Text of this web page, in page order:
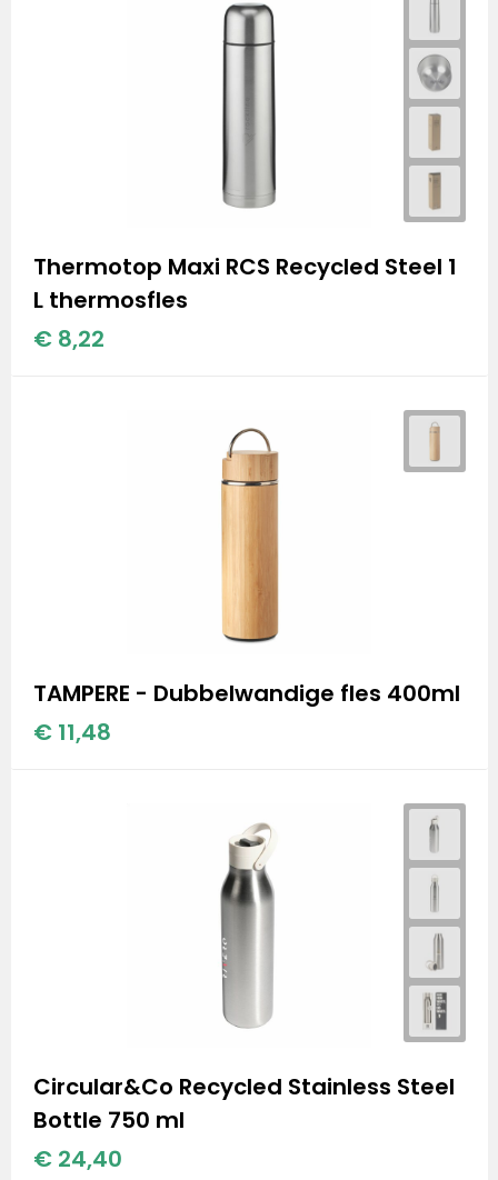
Thermotop Maxi RCS Recycled Steel 1
L thermosfles
€ 8,22
TAMPERE - Dubbelwandige fles 400ml
€ 11,48
Circular&Co Recycled Stainless Steel
Bottle 750 ml
€ 24,40